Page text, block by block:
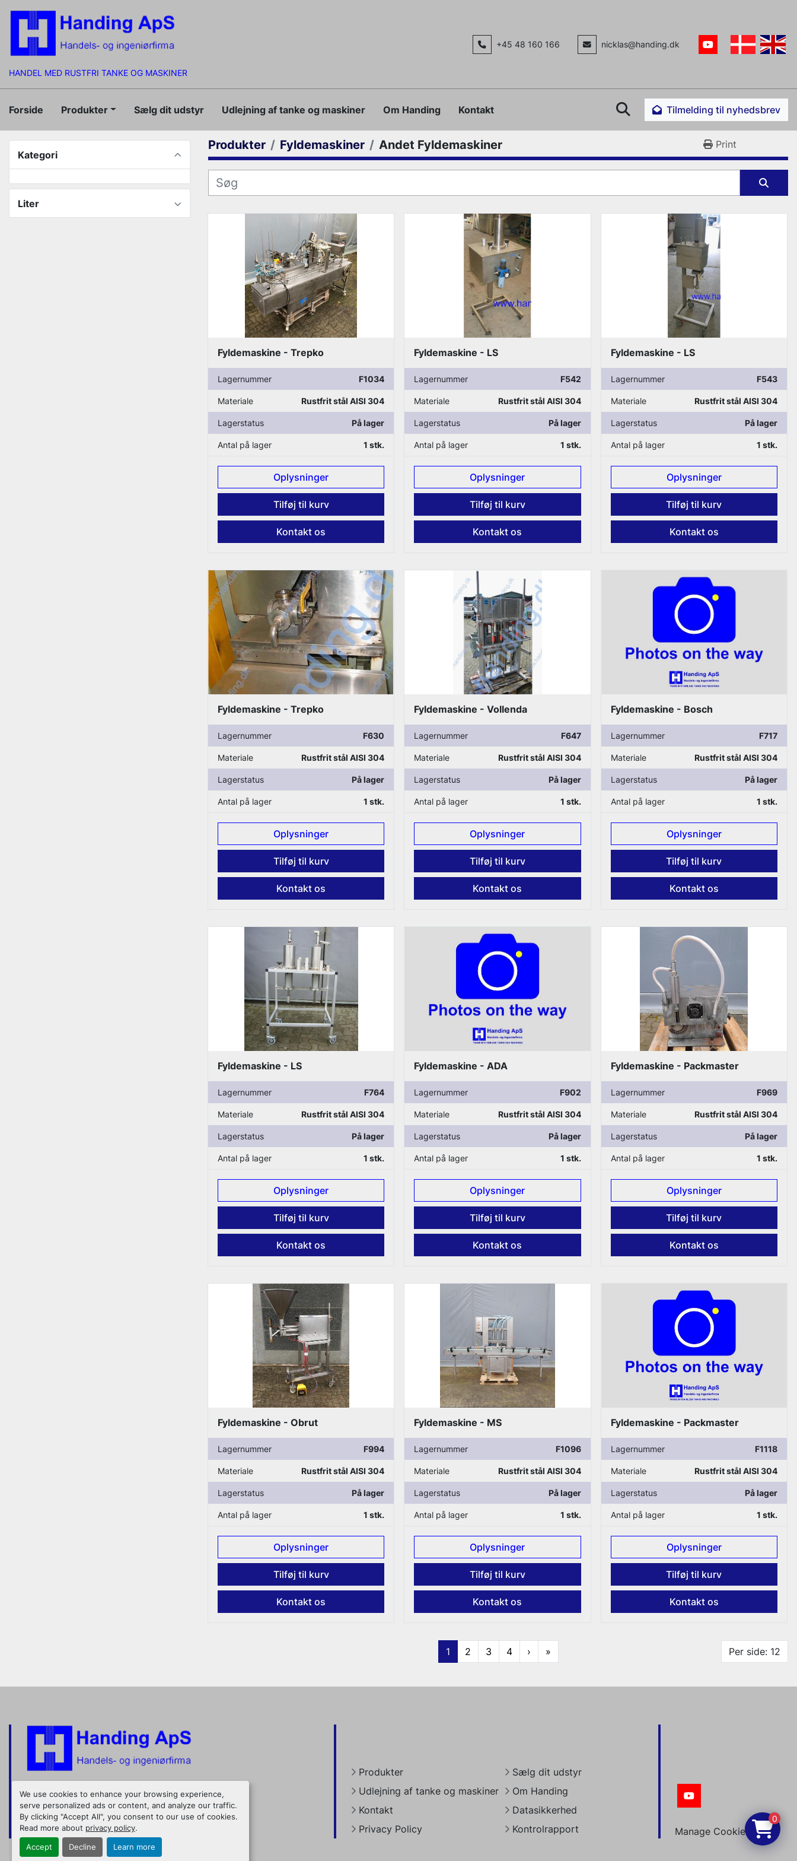
We use cookies to enhance your browsing experience,
serve personalized ads or content, and analyze our traffic.
By clicking "Accept All", you consent to our use of cookies.
Read more about privacy policy.
Accept Decline Learn more
HANDEL MED RUSTFRI TANKE OG MASKINER
+45 48 160 166 nicklas@handing.dk
youtube
Forside Produkter Sælg dit udstyr Udlejning af tanke og maskiner Om Handing Kontakt Søg Tilmelding til nyhedsbrev
Kategori
Liter
Produkter Fyldemaskiner Andet Fyldemaskiner Print
Fyldemaskine - Trepko
Lagernummer F1034
Materiale Rustfrit stål AISI 304
Lagerstatus På lager
Antal på lager 1 stk.
Oplysninger
Tilføj til kurv
Kontakt os
Fyldemaskine - LS
Lagernummer F542
Materiale Rustfrit stål AISI 304
Lagerstatus På lager
Antal på lager 1 stk.
Oplysninger
Tilføj til kurv
Kontakt os
Fyldemaskine - LS
Lagernummer F543
Materiale Rustfrit stål AISI 304
Lagerstatus På lager
Antal på lager 1 stk.
Oplysninger
Tilføj til kurv
Kontakt os
Fyldemaskine - Trepko
Lagernummer F630
Materiale Rustfrit stål AISI 304
Lagerstatus På lager
Antal på lager 1 stk.
Oplysninger
Tilføj til kurv
Kontakt os
Fyldemaskine - Vollenda
Lagernummer F647
Materiale Rustfrit stål AISI 304
Lagerstatus På lager
Antal på lager 1 stk.
Oplysninger
Tilføj til kurv
Kontakt os
Fyldemaskine - Bosch
Lagernummer F717
Materiale Rustfrit stål AISI 304
Lagerstatus På lager
Antal på lager 1 stk.
Oplysninger
Tilføj til kurv
Kontakt os
Fyldemaskine - LS
Lagernummer F764
Materiale Rustfrit stål AISI 304
Lagerstatus På lager
Antal på lager 1 stk.
Oplysninger
Tilføj til kurv
Kontakt os
Fyldemaskine - ADA
Lagernummer F902
Materiale Rustfrit stål AISI 304
Lagerstatus På lager
Antal på lager 1 stk.
Oplysninger
Tilføj til kurv
Kontakt os
Fyldemaskine - Packmaster
Lagernummer F969
Materiale Rustfrit stål AISI 304
Lagerstatus På lager
Antal på lager 1 stk.
Oplysninger
Tilføj til kurv
Kontakt os
Fyldemaskine - Obrut
Lagernummer F994
Materiale Rustfrit stål AISI 304
Lagerstatus På lager
Antal på lager 1 stk.
Oplysninger
Tilføj til kurv
Kontakt os
Fyldemaskine - MS
Lagernummer F1096
Materiale Rustfrit stål AISI 304
Lagerstatus På lager
Antal på lager 1 stk.
Oplysninger
Tilføj til kurv
Kontakt os
Fyldemaskine - Packmaster
Lagernummer F1118
Materiale Rustfrit stål AISI 304
Lagerstatus På lager
Antal på lager 1 stk.
Oplysninger
Tilføj til kurv
Kontakt os
1 2 3 4 › » Per side: 12
HANDEL MED RUSTFRI TANKE OG MASKINER
Nordkranvej 5
3540 Lynge, Denmark
+45 48 160 166
handing@handing.dk
Produkter
Sælg dit udstyr
Udlejning af tanke og maskiner
Om Handing
Kontakt
Datasikkerhed
Privacy Policy
Kontrolrapport
youtube
Manage Cookies
0